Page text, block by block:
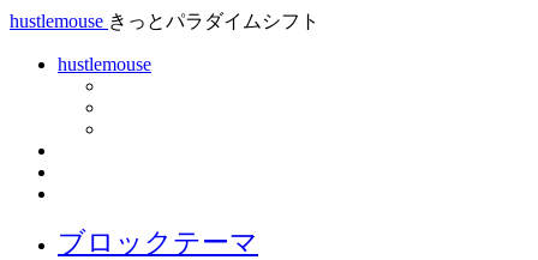
hustlemouse きっとパラダイムシフト
hustlemouse
ブロックテーマ